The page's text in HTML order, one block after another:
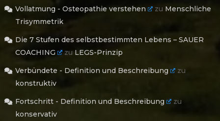
Vollatmung - Osteopathie verstehen zu Menschliche
Trisymmetrik
Die 7 Stufen des selbstbestimmten Lebens – SAUER
COACHING
zu LEGS-Prinzip
Verbündete - Definition und Beschreibung
zu
konstruktiv
Fortschritt - Definition und Beschreibung
zu
konservativ